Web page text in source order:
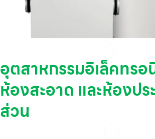
อุตสาหกรรมอิเล็คทรอ
ห้องสะอาด และห้องป
ส่วน